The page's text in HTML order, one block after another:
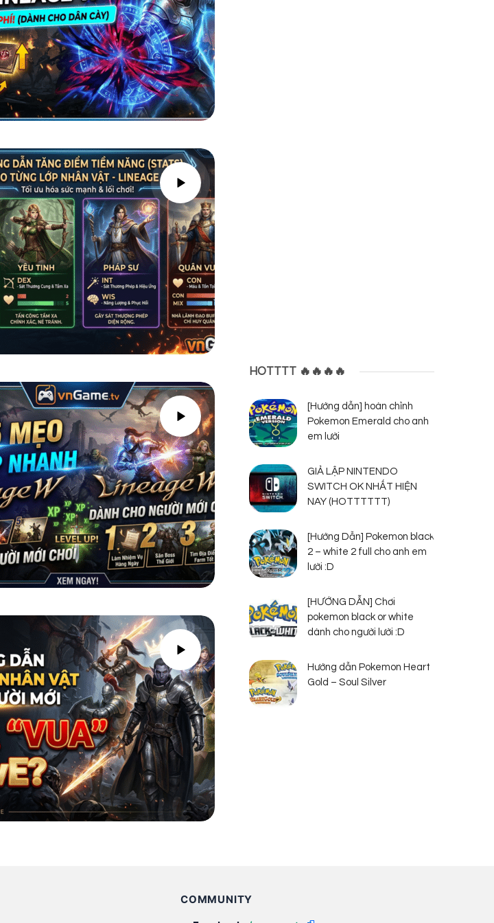
HOTTTT 🔥🔥🔥🔥
[Hướng dẫn] hoàn chỉnh
Pokemon Emerald cho anh
em lười
GIẢ LẬP NINTENDO
SWITCH OK NHẤT HIỆN
NAY (HOTTTTTT)
[Hướng Dẫn] Pokemon black
2 – white 2 full cho anh em
lười :D
[HƯỚNG DẪN] Chơi
pokemon black or white
dành cho người lười :D
Hướng dẫn Pokemon Heart
Gold – Soul Silver
COMMUNITY